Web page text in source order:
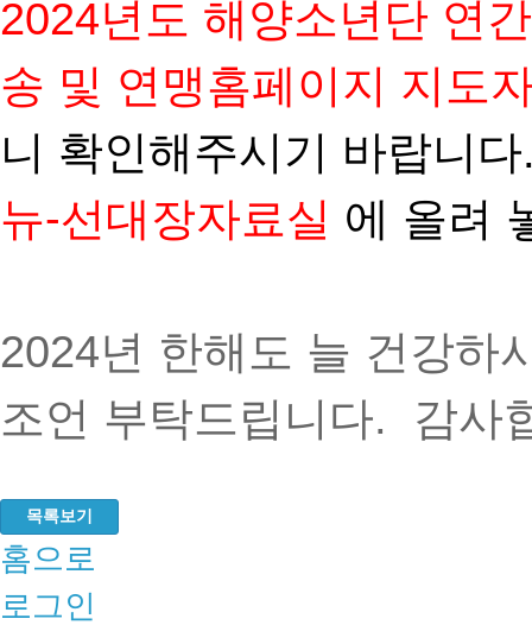
2024년도 해양소년단 연
송 및 연맹홈페이지 지도
니 확인해주시기 바랍니
뉴-선대장자료실 에 올려
2024년 한해도 늘 건강하
조언 부탁드립니다. 감사
목록보기
홈으로
로그인